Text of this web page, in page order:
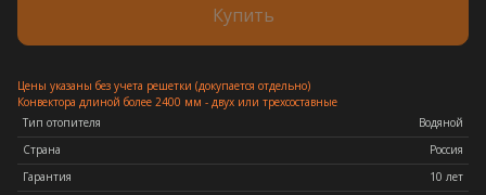
Купить
Цены указаны без учета решетки (докупается отдельно)
Конвектора длиной более 2400 мм - двух или трехсоставные
Тип отопителя
Водяной
Страна
Россия
Гарантия
10 лет